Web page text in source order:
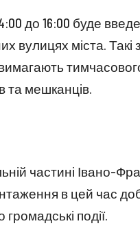
до 16:00 буде
міста. Такі
та мешканців.
частині Івано-
в цей час
події.